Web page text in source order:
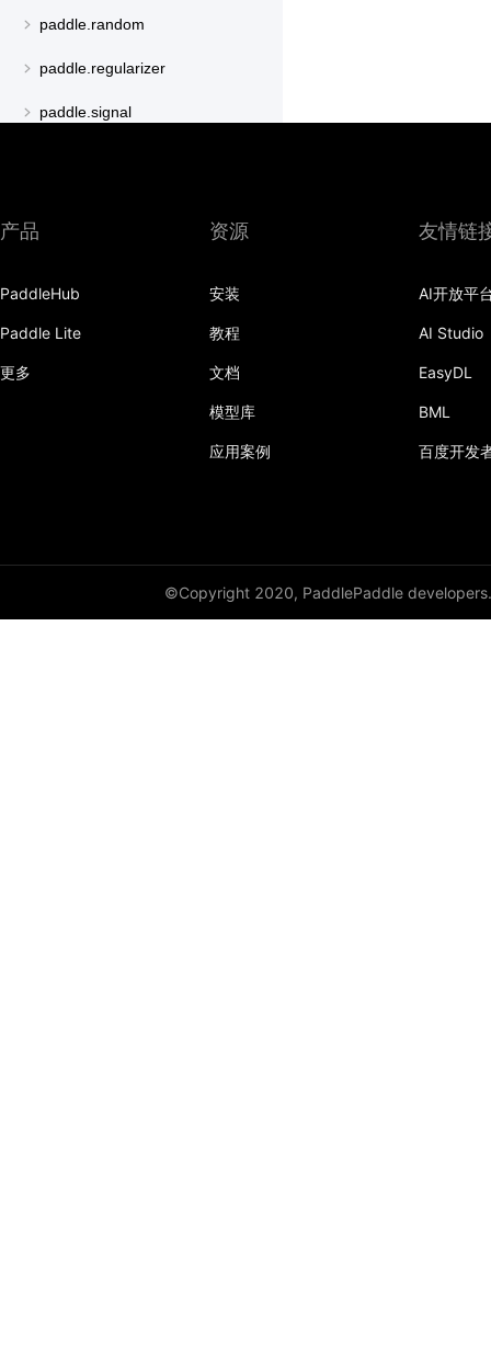
paddle.random
paddle.regularizer
paddle.signal
paddle.sysconfig
paddle.text
产品
PaddleHub
Paddle Lite
更多
资源
安装
教程
文档
模型库
应用案例
友情链
AI开放平
AI Studio
EasyDL
BML
百度开发
©Copyright 2020, PaddlePaddle developers.